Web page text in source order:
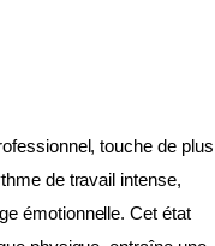
touche de plus
de travail intense,
émotionnelle. Cet état